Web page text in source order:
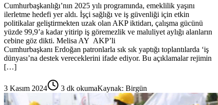
Cumhurbaşkanlığı’nın 2025 yılı programında, emeklilik yaşını
ilerletme hedefi yer aldı. İşçi sağlığı ve iş güvenliği için etkin
politikalar geliştirmekten uzak olan AKP iktidarı, çalışma gücünü
yüzde 99,9’a kadar yitirip iş göremezlik ve maluliyet aylığı alanların
cebine göz dikti. Melisa AY AKP’li
Cumhurbaşkanı Erdoğan patronlarla sık sık yaptığı toplantılarda ‘iş
dünyası’na destek vereceklerini ifade ediyor. Bu açıklamalar rejimin
[…]
3 Kasım 2024 3 dk okumaKaynak: Birgün